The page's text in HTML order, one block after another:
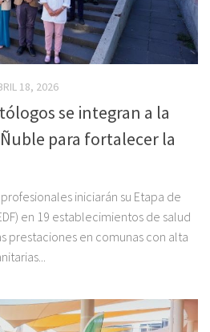
18, 2026
se integran a la
para fortalecer la
iniciarán su Etapa de
en 19 establecimientos de salud
prestaciones en comunas con alta